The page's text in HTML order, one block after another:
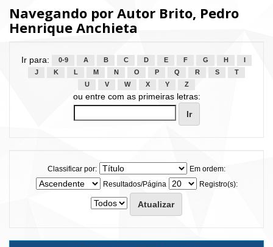
Navegando por Autor Brito, Pedro
Henrique Anchieta
Ir para: 0-9 A B C D E F G H
J
K L M N O P Q R S
T
U
V W X Y Z
ou entre com as primeiras letras:
Classificar por:
Em ordem:
Resultados/Página
Registro(s):